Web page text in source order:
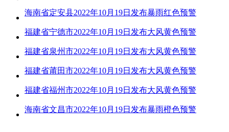
海南省定安县2022年10月19日发布暴雨红色预警
福建省宁德市2022年10月19日发布大风黄色预警
福建省泉州市2022年10月19日发布大风黄色预警
福建省莆田市2022年10月19日发布大风黄色预警
福建省福州市2022年10月19日发布大风黄色预警
海南省文昌市2022年10月19日发布暴雨橙色预警